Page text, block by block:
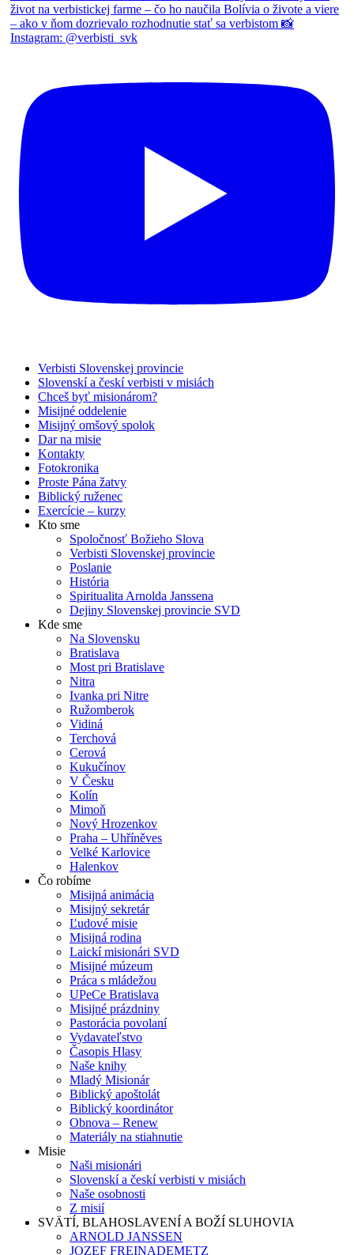
Verbisti Slovenskej provincie
Slovenskí a českí verbisti v misiách
Chceš byť misionárom?
Misijné oddelenie
Misijný omšový spolok
Dar na misie
Kontakty
Fotokronika
Proste Pána žatvy
Biblický ruženec
Exercície – kurzy
Kto sme
Spoločnosť Božieho Slova
Verbisti Slovenskej provincie
Poslanie
História
Spiritualita Arnolda Janssena
Dejiny Slovenskej provincie SVD
Kde sme
Na Slovensku
Bratislava
Most pri Bratislave
Nitra
Ivanka pri Nitre
Ružomberok
Vidiná
Terchová
Cerová
Kukučínov
V Česku
Kolín
Mimoň
Nový Hrozenkov
Praha – Uhříněves
Velké Karlovice
Halenkov
Čo robíme
Misijná animácia
Misijný sekretár
Ľudové misie
Misijná rodina
Laickí misionári SVD
Misijné múzeum
Práca s mládežou
UPeCe Bratislava
Misijné prázdniny
Pastorácia povolaní
Vydavateľstvo
Časopis Hlasy
Naše knihy
Mladý Misionár
Biblický apoštolát
Biblický koordinátor
Obnova – Renew
Materiály na stiahnutie
Misie
Naši misionári
Slovenskí a českí verbisti v misiách
Naše osobnosti
Z misií
SVÄTÍ, BLAHOSLAVENÍ A BOŽÍ SLUHOVIA
ARNOLD JANSSEN
JOZEF FREINADEMETZ